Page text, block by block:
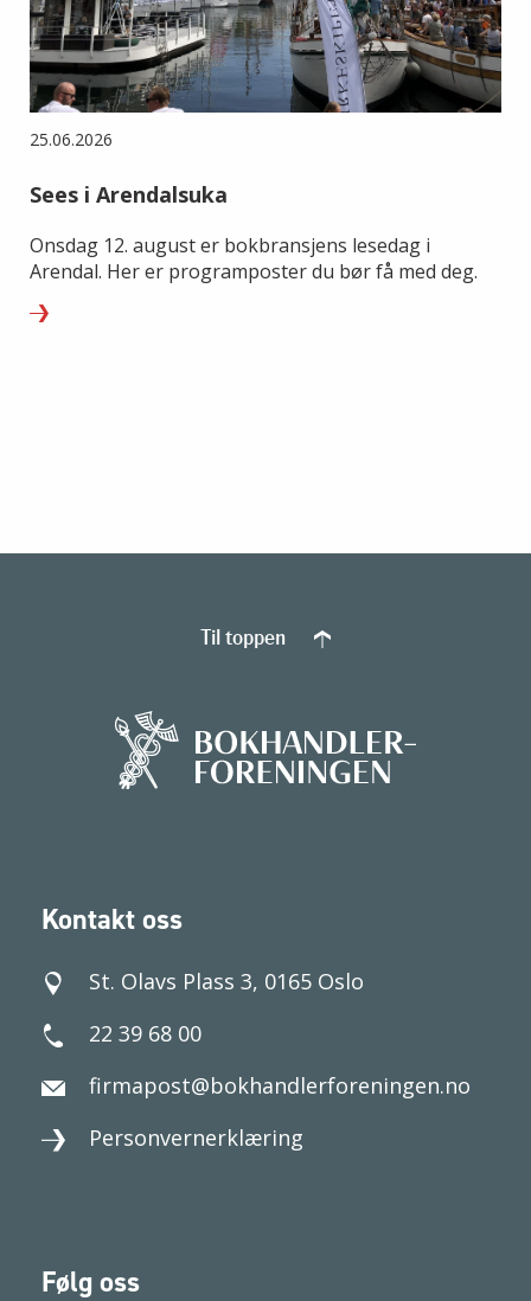
25.06.2026
Sees i Arendalsuka
Onsdag 12. august er bokbransjens lesedag i
Arendal. Her er programposter du bør få med deg.
Kontakt oss
St. Olavs Plass 3, 0165 Oslo
22 39 68 00
firmapost@bokhandlerforeningen.no
Personvernerklæring
Følg oss
Til toppen